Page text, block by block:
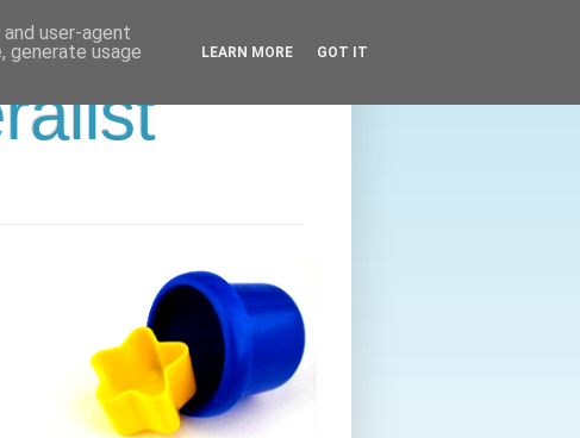
user-agent
generate usage
LEARN MORE GOT IT